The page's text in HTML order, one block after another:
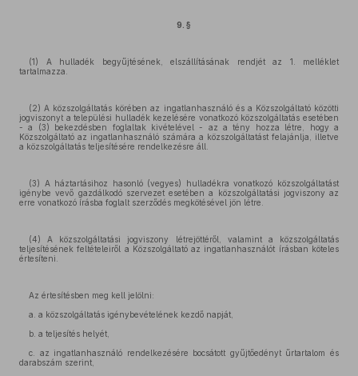
9. §
(1) A hulladék begyűjtésének, elszállításának rendjét az 1. melléklet
tartalmazza.
(2) A közszolgáltatás körében az ingatlanhasználó és a Közszolgáltató közötti
jogviszonyt a települési hulladék kezelésére vonatkozó közszolgáltatás esetében
- a (3) bekezdésben foglaltak kivételével - az a tény hozza létre, hogy a
Közszolgáltató az ingatlanhasználó számára a közszolgáltatást felajánlja, illetve
a közszolgáltatás teljesítésére rendelkezésre áll.
(3) A háztartásihoz hasonló (vegyes) hulladékra vonatkozó közszolgáltatást
igénybe vevő gazdálkodó szervezet esetében a közszolgáltatási jogviszony az
erre vonatkozó írásba foglalt szerződés megkötésével jön létre.
(4) A közszolgáltatási jogviszony létrejöttéről, valamint a közszolgáltatás
teljesítésének feltételeiről a Közszolgáltató az ingatlanhasználót írásban köteles
értesíteni.
Az értesítésben meg kell jelölni:
a. a közszolgáltatás igénybevételének kezdő napját,
b. a teljesítés helyét,
c. az ingatlanhasználó rendelkezésére bocsátott gyűjtőedényt űrtartalom és
darabszám szerint,